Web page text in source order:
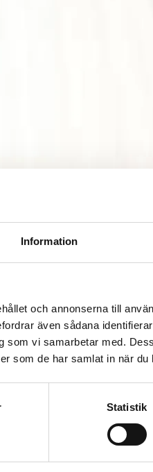
Information
och annonserna till
även sådana
som vi samarbetar med.
som de har samlat in när
Statistik